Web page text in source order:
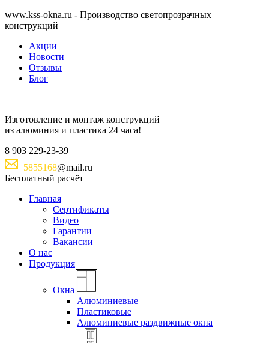
www.kss-okna.ru - Производство светопрозрачных
конструкций
Акции
Новости
Отзывы
Блог
Изготовление и монтаж конструкций
из алюминия и пластика 24 часа!
8 903 229-23-39
5855168@mail.ru
Бесплатный расчёт
Главная
Сертификаты
Видео
Гарантии
Вакансии
О нас
Продукция
Окна
Алюминиевые
Пластиковые
Алюминиевые раздвижные окна